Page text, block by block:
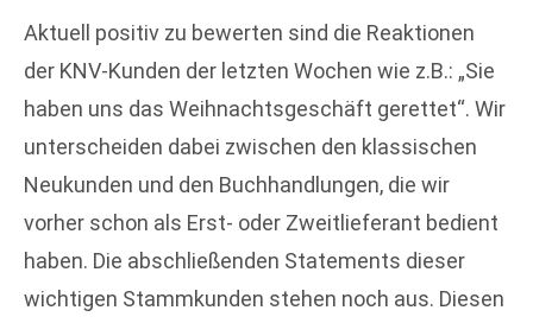
Aktuell positiv zu bewerten sind die Reaktionen
der KNV-Kunden der letzten Wochen wie z.B.: „Sie
haben uns das Weihnachtsgeschäft gerettet“. Wir
unterscheiden dabei zwischen den klassischen
Neukunden und den Buchhandlungen, die wir
vorher schon als Erst- oder Zweitlieferant bedient
haben. Die abschließenden Statements dieser
wichtigen Stammkunden stehen noch aus. Diesen